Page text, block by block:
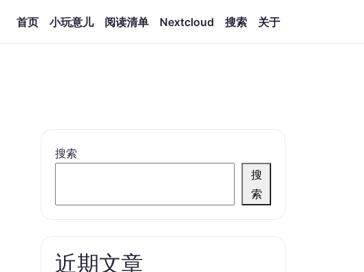
首页 小玩意儿 阅读清单 Nextcloud 搜索 关于
搜索
搜
索
近期文章